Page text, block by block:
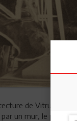
de Vitruve, la
un mur, le